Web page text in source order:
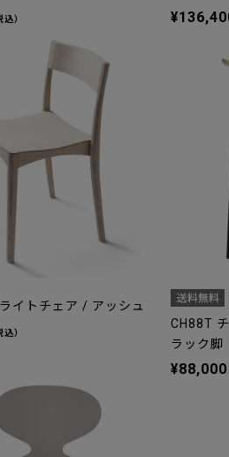
込）
イトチェア / アッシュ
込）
CH88T
ラック脚
¥88,000